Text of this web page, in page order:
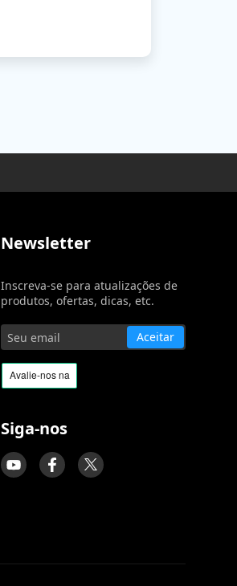
Newsletter
Inscreva-se para atualizações de
produtos, ofertas, dicas, etc.
Aceitar
Siga-nos